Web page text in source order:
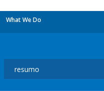
What We Do